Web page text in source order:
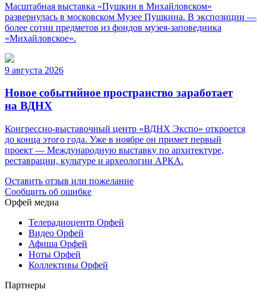
Масштабная выставка «Пушкин в Михайловском»
развернулась в московском Музее Пушкина. В экспозиции —
более сотни предметов из фондов музея-заповедника
«Михайловское».
9 августа 2026
Новое событийное пространство заработает
на ВДНХ
Конгрессно-выставочный центр «ВДНХ Экспо» откроется
до конца этого года. Уже в ноябре он примет первый
проект — Международную выставку по архитектуре,
реставрации, культуре и археологии АРКА.
Оставить отзыв или пожелание
Сообщить об ошибке
Орфей медиа
Телерадиоцентр Орфей
Видео Орфей
Афиша Орфей
Ноты Орфей
Коллективы Орфей
Партнеры